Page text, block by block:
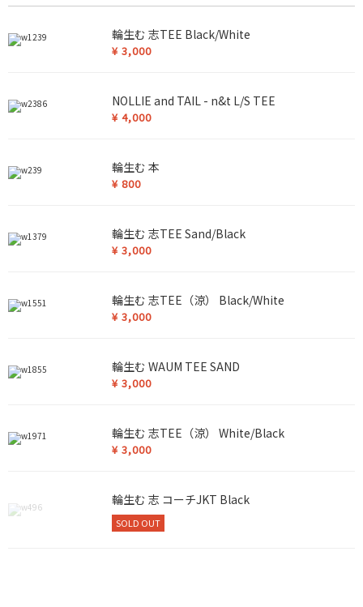
輪生む 志TEE Black/White
¥ 3,000
NOLLIE and TAIL - n&t L/S TEE
¥ 4,000
輪生む 本
¥ 800
輪生む 志TEE Sand/Black
¥ 3,000
輪生む 志TEE（涼） Black/White
¥ 3,000
輪生む WAUM TEE SAND
¥ 3,000
輪生む 志TEE（涼） White/Black
¥ 3,000
輪生む 志 コーチJKT Black
SOLD OUT